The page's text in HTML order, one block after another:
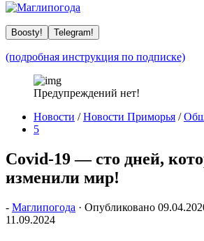
Boosty! Telegram!
(подробная инструкция по подписке)
Предупреждений нет!
Новости / Новости Приморья /
5
Covid-19 — сто дней,
изменили мир!
- Маглипогода · Опубликовано
11.09.2024